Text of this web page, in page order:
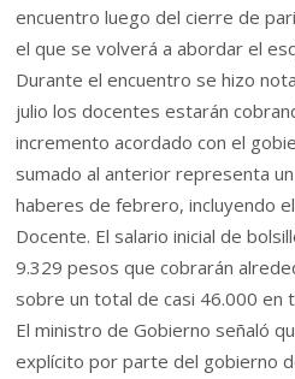
encuentro luego del cierre de
el que se volverá a abordar el
Durante el encuentro se hizo
julio los docentes estarán
incremento acordado con el
sumado al anterior representa
haberes de febrero, incluyendo
Docente. El salario inicial de
9.329 pesos que cobrarán
sobre un total de casi 46.000 en
El ministro de Gobierno señaló
explícito por parte del gobierno